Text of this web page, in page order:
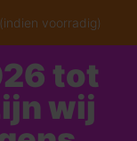
voorradig)
tot
wij